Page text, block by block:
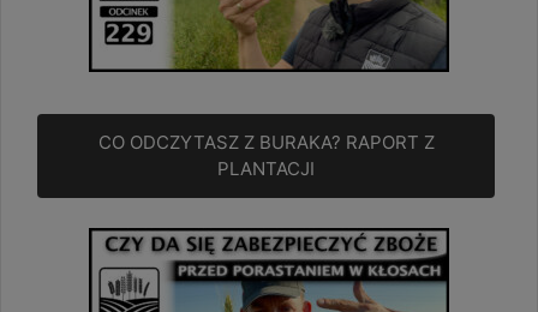
CO ODCZYTASZ Z BURAKA? RAPORT Z
PLANTACJI